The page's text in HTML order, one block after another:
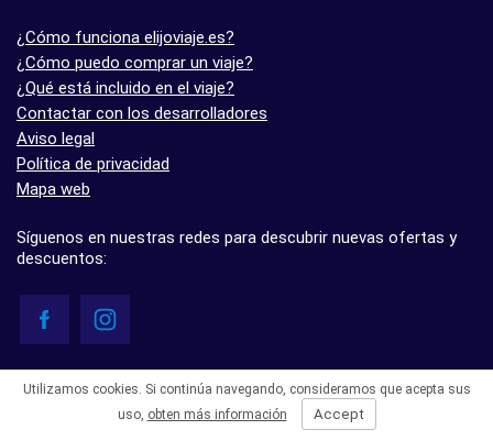
¿Cómo funciona elijoviaje.es?
¿Cómo puedo comprar un viaje?
¿Qué está incluido en el viaje?
Contactar con los desarrolladores
Aviso legal
Política de privacidad
Mapa web
Síguenos en nuestras redes para descubrir nuevas ofertas y
descuentos:
- 5.0 basado en 7 opiniones
Utilizamos cookies. Si continúa navegando, consideramos que acepta sus
uso, obten más información Accept